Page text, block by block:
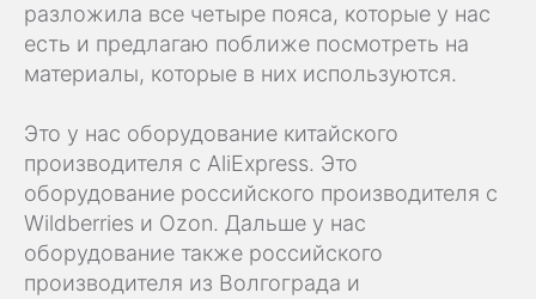
разложила все четыре пояса, которые у нас
есть и предлагаю поближе посмотреть на
материалы, которые в них используются.
Это у нас оборудование китайского
производителя с AliExpress. Это
оборудование российского производителя с
Wildberries и Ozon. Дальше у нас
оборудование также российского
производителя из Волгограда и